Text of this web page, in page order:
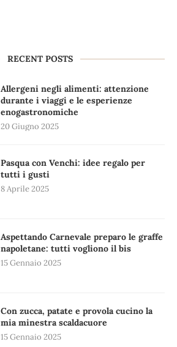
RECENT POSTS
Allergeni negli alimenti: attenzione
durante i viaggi e le esperienze
enogastronomiche
20 Giugno 2025
Pasqua con Venchi: idee regalo per
tutti i gusti
8 Aprile 2025
Aspettando Carnevale preparo le graffe
napoletane: tutti vogliono il bis
15 Gennaio 2025
Con zucca, patate e provola cucino la
mia minestra scaldacuore
15 Gennaio 2025